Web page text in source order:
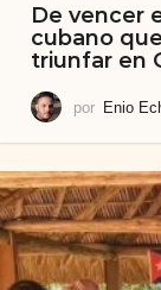
De vencer
cubano
triunfar en
por Enio